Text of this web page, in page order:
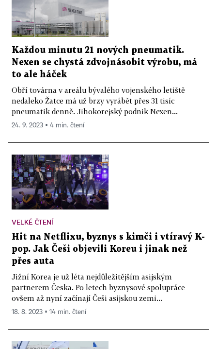
Každou minutu 21 nových pneumatik.
Nexen se chystá zdvojnásobit výrobu, má
to ale háček
Obří továrna v areálu bývalého vojenského letiště
nedaleko Žatce má už brzy vyrábět přes 31 tisíc
pneumatik denně. Jihokorejský podnik Nexen...
24. 9. 2023 ▪ 4 min. čtení
VELKÉ ČTENÍ
Hit na Netflixu, byznys s kimči i vtíravý K-
pop. Jak Češi objevili Koreu i jinak než
přes auta
Jižní Korea je už léta nejdůležitějším asijským
partnerem Česka. Po letech byznysové spolupráce
ovšem až nyní začínají Češi asijskou zemi...
18. 8. 2023 ▪ 14 min. čtení